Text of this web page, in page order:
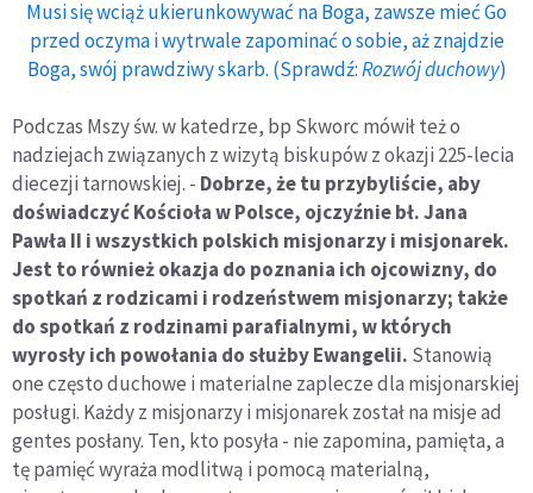
Musi się wciąż ukierunkowywać na Boga, zawsze mieć Go
przed oczyma i wytrwale zapominać o sobie, aż znajdzie
Boga, swój prawdziwy skarb. (Sprawdź:Rozwój duchowy)
Podczas Mszy św. w katedrze, bp Skworc mówił też o
nadziejach związanych z wizytą biskupów z okazji 225-lecia
diecezji tarnowskiej. - Dobrze, że tu przybyliście, aby
doświadczyć Kościoła w Polsce, ojczyźnie bł. Jana
Pawła II i wszystkich polskich misjonarzy i misjonarek.
Jest to również okazja do poznania ich ojcowizny, do
spotkań z rodzicami i rodzeństwem misjonarzy; także
do spotkań z rodzinami parafialnymi, w których
wyrosły ich powołania do służby Ewangelii. Stanowią
one często duchowe i materialne zaplecze dla misjonarskiej
posługi. Każdy z misjonarzy i misjonarek został na misje ad
gentes posłany. Ten, kto posyła - nie zapomina, pamięta, a
tę pamięć wyraża modlitwą i pomocą materialną,